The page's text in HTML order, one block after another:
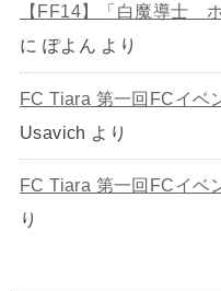
【FF14】「白魔導士
に ぽよん より
FC Tiara 第一回FCイベ
Usavich より
FC Tiara 第一回FCイベ
り